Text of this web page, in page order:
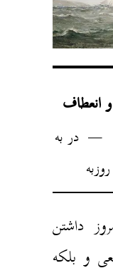
انعطاف
دربه
روزبه
داشتن
و بلکه